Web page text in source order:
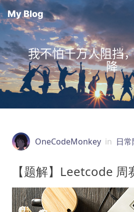
My Blog
我不怕千万人阻挡
降
OneCodeMonkey in 日
【题解】Leetcode